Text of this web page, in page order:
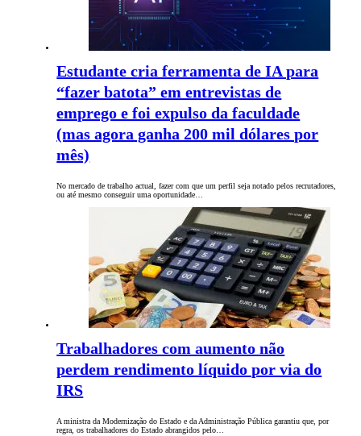
Estudante cria ferramenta de IA para
“fazer batota” em entrevistas de
emprego e foi expulso da faculdade
(mas agora ganha 200 mil dólares por
mês)
No mercado de trabalho actual, fazer com que um perfil seja notado pelos recrutadores,
ou até mesmo conseguir uma oportunidade…
Trabalhadores com aumento não
perdem rendimento líquido por via do
IRS
A ministra da Modernização do Estado e da Administração Pública garantiu que, por
regra, os trabalhadores do Estado abrangidos pelo…